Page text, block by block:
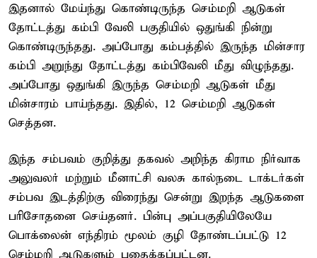
இதனால் மேய்ந்து கொண்டிருந்த செம்மறி ஆடுகள்
தோட்டத்து கம்பி வேலி பகுதியில் ஒதுங்கி நின்று
கொண்டிருந்தது. அப்போது கம்பத்தில் இருந்த மின்சார
கம்பி அறுந்து தோட்டத்து கம்பிவேலி மீது விழுந்தது.
அப்போது ஒதுங்கி இருந்த செம்மறி ஆடுகள் மீது
மின்சாரம் பாய்ந்தது. இதில், 12 செம்மறி ஆடுகள்
செத்தன.
இந்த சம்பவம் குறித்து தகவல் அறிந்த கிராம நிர்வாக
அலுவலர் மற்றும் மீனாட்சி வலசு கால்நடை டாக்டர்கள்
சம்பவ இடத்திற்கு விரைந்து சென்று இறந்த ஆடுகளை
பரிசோதனை செய்தனர். பின்பு அப்பகுதியிலேயே
பொக்லைன் எந்திரம் மூலம் குழி தோண்டப்பட்டு 12
செம்மறி ஆடுகளும் புதைக்கப்பட்டன.